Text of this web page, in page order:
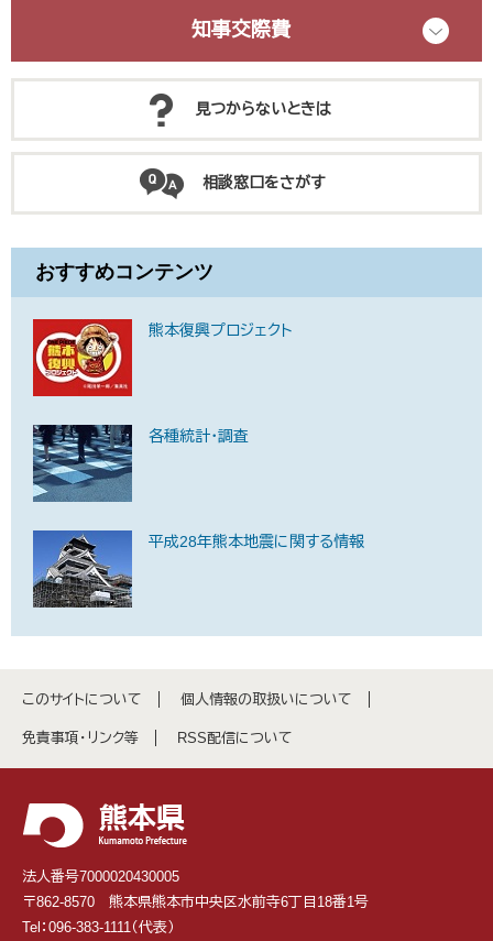
知事交際費
見つからないときは
相談窓口をさがす
おすすめコンテンツ
熊本復興プロジェクト
各種統計・調査
平成28年熊本地震に関する情報
このサイトについて 個人情報の取扱いについて
免責事項・リンク等 RSS配信について
法人番号7000020430005
〒862-8570 熊本県熊本市中央区水前寺6丁目18番1号
Tel：096-383-1111（代表）